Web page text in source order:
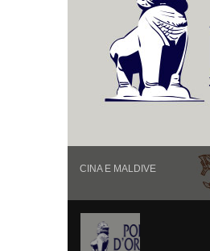
CINA E MALDIVE